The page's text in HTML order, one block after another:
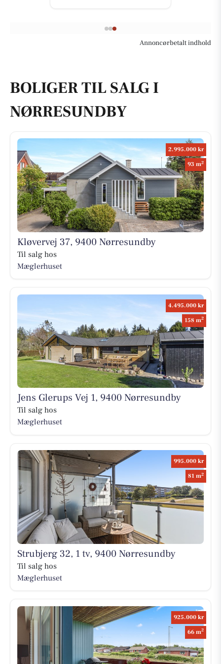
Annoncørbetalt indhold
BOLIGER TIL SALG I
NØRRESUNDBY
2.995.000 kr
93 m2
Kløvervej 37, 9400 Nørresundby
Til salg hos
Mæglerhuset
4.495.000 kr
158 m2
Jens Glerups Vej 1, 9400 Nørresundby
Til salg hos
Mæglerhuset
995.000 kr
81 m2
Strubjerg 32, 1 tv, 9400 Nørresundby
Til salg hos
Mæglerhuset
925.000 kr
66 m2